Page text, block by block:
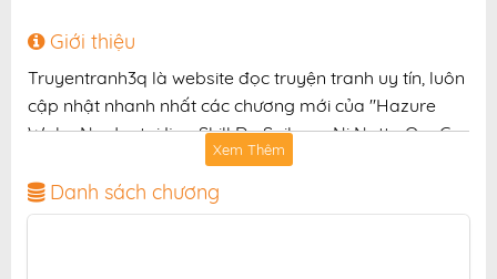
Giới thiệu
Truyentranh3q là website đọc truyện tranh uy tín, luôn
cập nhật nhanh nhất các chương mới của "Hazure
Waku No Joutai Ijou Skill De Saikyou Ni Natta Ore Ga
Subete Wo Juurin Suru Made" với chất lượng hình ảnh
sắc nét, bản dịch chuẩn và giao diện thân thiện, mang
đến trải nghiệm đọc truyện hấp dẫn, tiện lợi, hoàn
Xem Thêm
Danh sách chương